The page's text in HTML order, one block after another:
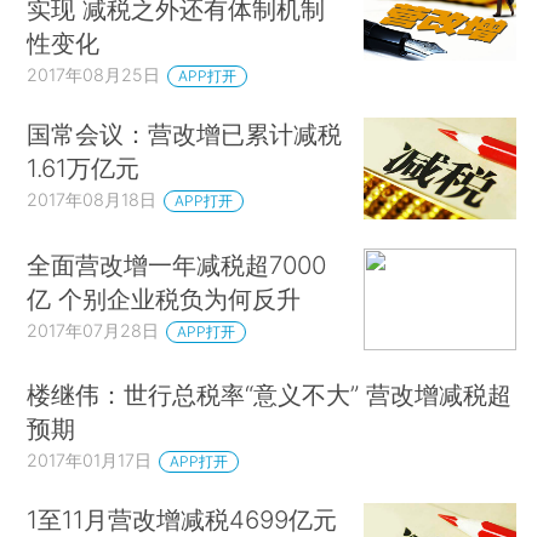
实现 减税之外还有体制机制
性变化
2017年08月25日 APP打开
国常会议：营改增已累计减税
1.61万亿元
2017年08月18日 APP打开
全面营改增一年减税超7000
亿 个别企业税负为何反升
2017年07月28日 APP打开
楼继伟：世行总税率“意义不大” 营改增减税超
预期
2017年01月17日 APP打开
1至11月营改增减税4699亿元